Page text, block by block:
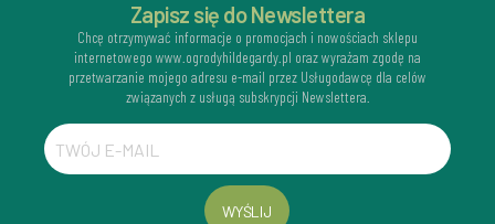
Zapisz się do Newslettera
Chcę otrzymywać informacje o promocjach i nowościach sklepu
internetowego www.ogrodyhildegardy.pl oraz wyrażam zgodę na
przetwarzanie mojego adresu e-mail przez Usługodawcę dla celów
związanych z usługą subskrypcji Newslettera.
WYŚLIJ